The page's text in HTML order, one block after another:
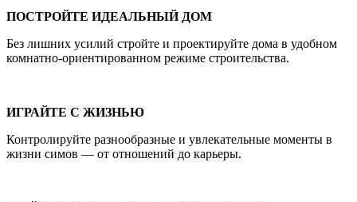
ПОСТРОЙТЕ ИДЕАЛЬНЫЙ ДОМ
Без лишних усилий стройте и проектируйте дома в удобном
комнатно-ориентированном режиме строительства.
ИГРАЙТЕ С ЖИЗНЬЮ
Контролируйте разнообразные и увлекательные моменты в
жизни симов — от отношений до карьеры.